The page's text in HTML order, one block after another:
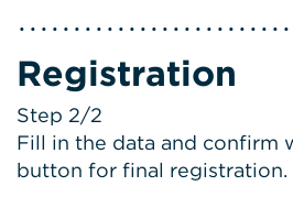
Registration
Step 2/2
Fill in the data and confirm
button for final registration.